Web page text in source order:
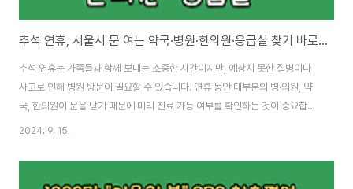
추석 연휴, 서울시 문 여는 약국·병원·한의원·응급실 찾기 바로가기
추석 연휴는 가족들과 함께 보내는 소중한 시간이지만, 예상치 못한 질병이나
사고로 인해 병원 방문이 필요할 수 있습니다. 연휴 동안 대부분의 병·의원, 약
국, 한의원이 문을 닫기 때문에 미리 진료 가능 여부를 확인하는 것이 중요합니
다.특히, 올해 추석은 의료파업 이후 첫 명절인 만큼, 의료 시스템이 잘 운영될
동네에서 문을 여는 병·의원, 약국, 한의원을 찾는 방법을 자세히 설명해드리겠
습니다.추석 연휴에도 24시간 운영되는 전국 응급실우리지역 문여는 응급실
2024. 9. 15.